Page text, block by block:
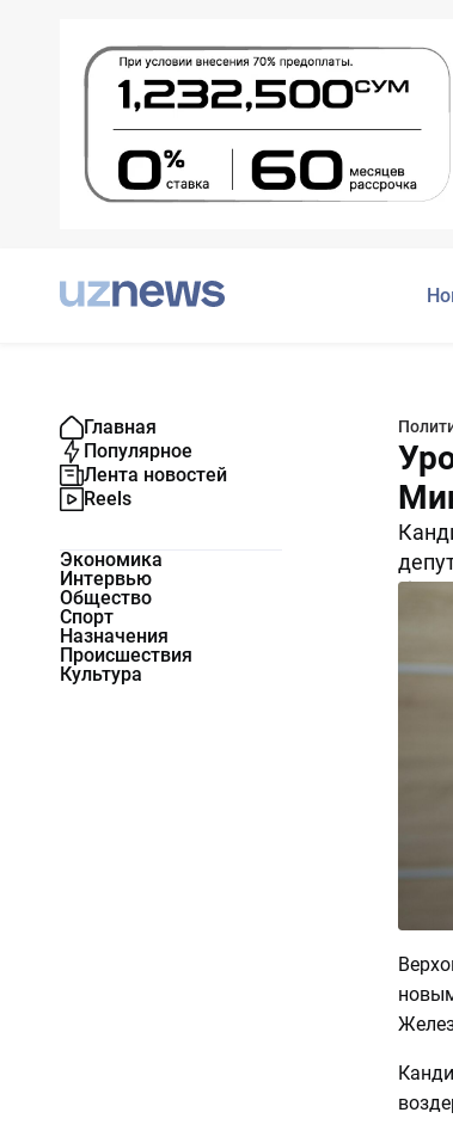
Главная
Популярное
Лента новостей
Reels
Экономика
Интервью
Общество
Спорт
Назначения
Происшествия
Культура